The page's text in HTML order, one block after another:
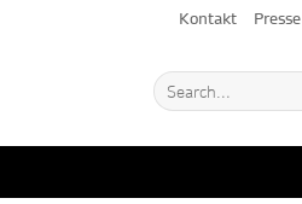
Kontakt Presse